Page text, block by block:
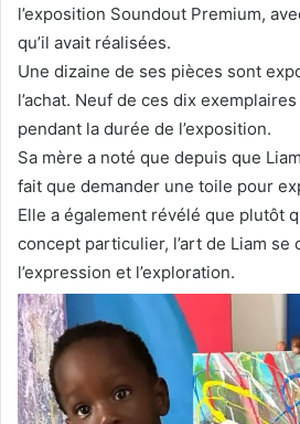
l’exposition Soundout Premium,
qu’il avait réalisées.
Une dizaine de ses pièces sont
l’achat. Neuf de ces dix
pendant la durée de l’exposition.
Sa mère a noté que depuis que
fait que demander une toile pour
Elle a également révélé que plutôt
concept particulier, l’art de Liam se
l’expression et l’exploration.